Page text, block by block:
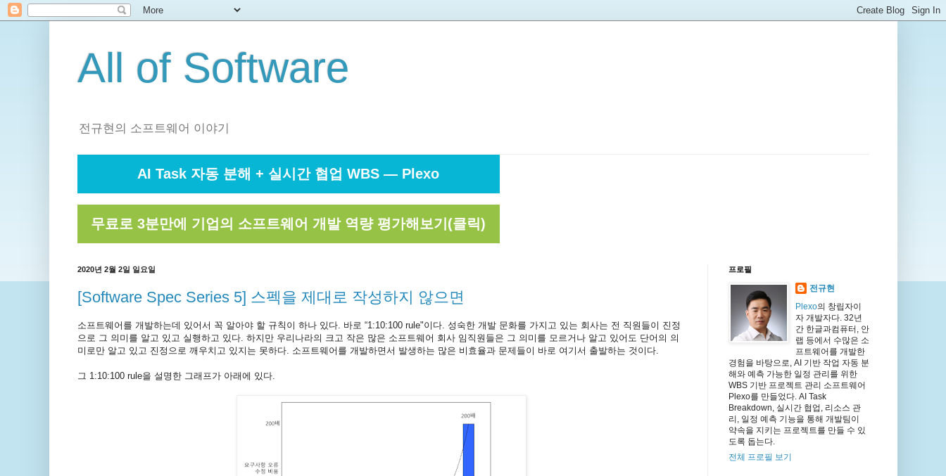
All of Software
전규현의 소프트웨어 이야기
AI Task 자동 분해 + 실시간 협업 WBS — Plexo
무료로 3분만에 기업의 소프트웨어 개발 역량 평가해보기(클릭)
2020년 2월 2일 일요일
[Software Spec Series 5] 스펙을 제대로 작성하지 않으면
소프트웨어를 개발하는데 있어서 꼭 알아야 할 규칙이 하나 있다. 바로 “1:10:100 rule"이다. 성숙한 개발 문화를 가지고 있는 회사는 전 직원들이 진정
으로 그 의미를 알고 있고 실행하고 있다. 하지만 우리나라의 크고 작은 많은 소프트웨어 회사 임직원들은 그 의미를 모르거나 알고 있어도 단어의 의
미로만 알고 있고 진정으로 깨우치고 있지는 못하다. 소프트웨어를 개발하면서 발생하는 많은 비효율과 문제들이 바로 여기서 출발하는 것이다.
그 1:10:100 rule을 설명한 그래프가 아래에 있다.
프로필
전규현
Plexo의 창립자이
자 개발자다. 32년
간 한글과컴퓨터, 안
랩 등에서 수많은 소
프트웨어를 개발한
경험을 바탕으로, AI 기반 작업 자동 분
해와 예측 가능한 일정 관리를 위한
WBS 기반 프로젝트 관리 소프트웨어
Plexo를 만들었다. AI Task
Breakdown, 실시간 협업, 리소스 관
리, 일정 예측 기능을 통해 개발팀이
약속을 지키는 프로젝트를 만들 수 있
도록 돕는다.
전체 프로필 보기